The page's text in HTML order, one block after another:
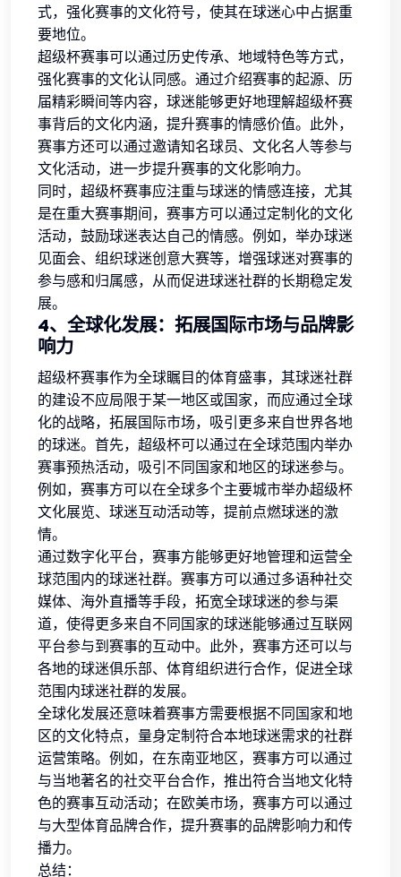
式，强化赛事的文化符号，使其在球迷心中占据重
要地位。
超级杯赛事可以通过历史传承、地域特色等方式，
强化赛事的文化认同感。通过介绍赛事的起源、历
届精彩瞬间等内容，球迷能够更好地理解超级杯赛
事背后的文化内涵，提升赛事的情感价值。此外，
赛事方还可以通过邀请知名球员、文化名人等参与
文化活动，进一步提升赛事的文化影响力。
同时，超级杯赛事应注重与球迷的情感连接，尤其
是在重大赛事期间，赛事方可以通过定制化的文化
活动，鼓励球迷表达自己的情感。例如，举办球迷
见面会、组织球迷创意大赛等，增强球迷对赛事的
参与感和归属感，从而促进球迷社群的长期稳定发
展。
4、全球化发展：拓展国际市场与品牌影
响力
超级杯赛事作为全球瞩目的体育盛事，其球迷社群
的建设不应局限于某一地区或国家，而应通过全球
化的战略，拓展国际市场，吸引更多来自世界各地
的球迷。首先，超级杯可以通过在全球范围内举办
赛事预热活动，吸引不同国家和地区的球迷参与。
例如，赛事方可以在全球多个主要城市举办超级杯
文化展览、球迷互动活动等，提前点燃球迷的激
情。
通过数字化平台，赛事方能够更好地管理和运营全
球范围内的球迷社群。赛事方可以通过多语种社交
媒体、海外直播等手段，拓宽全球球迷的参与渠
道，使得更多来自不同国家的球迷能够通过互联网
平台参与到赛事的互动中。此外，赛事方还可以与
各地的球迷俱乐部、体育组织进行合作，促进全球
范围内球迷社群的发展。
全球化发展还意味着赛事方需要根据不同国家和地
区的文化特点，量身定制符合本地球迷需求的社群
运营策略。例如，在东南亚地区，赛事方可以通过
与当地著名的社交平台合作，推出符合当地文化特
色的赛事互动活动；在欧美市场，赛事方可以通过
与大型体育品牌合作，提升赛事的品牌影响力和传
播力。
总结：